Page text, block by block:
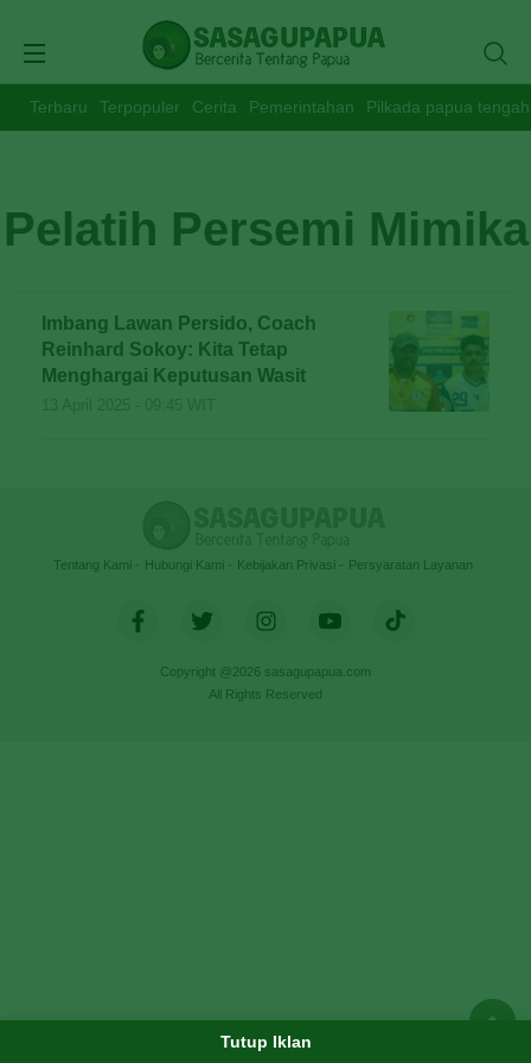
Terbaru Terpopuler Cerita Pemerintahan Pilkada papua tengah
Pelatih Persemi Mimika
Imbang Lawan Persido, Coach
Reinhard Sokoy: Kita Tetap
Menghargai Keputusan Wasit
Tentang Kami Hubungi Kami Kebijakan Privasi Persyaratan Layanan
Copyright @2026 sasagupapua.com
All Rights Reserved
Tutup Iklan